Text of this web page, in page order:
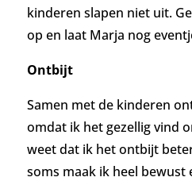
kinderen slapen niet uit.
op en laat Marja nog
Ontbijt
Samen met de kinderen
omdat ik het gezellig vind
weet dat ik het ontbijt
soms maak ik heel bewust